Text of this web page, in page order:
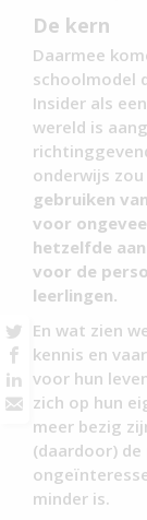
De kern
Daarmee
schoolmodel
Insider als
wereld is
onderwijs
gebruiken
voor
hetzelfde
voor de
leerlingen.
En wat zien
kennis en
voor hun
zich op hun
meer bezig
(daardoor)
minder is.